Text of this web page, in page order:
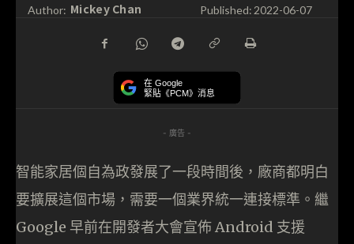
Author: Mickey Chan Published: 2022-06-07
在 Google
緊貼《PCM》消息
- 廣告 -
智能家居個自為政發展了一段時間後，廠商都明白
要擴展這個市場，需要一個業界統一連接標準。繼
Google 早前在開發者大會宣佈 Android 支援